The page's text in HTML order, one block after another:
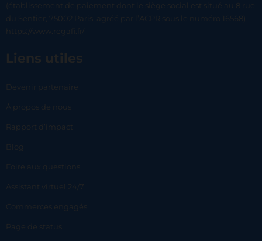
(établissement de paiement dont le siège social est situé au 8 rue
du Sentier, 75002 Paris, agréé par l’ACPR sous le numéro 16568) -
https://www.regafi.fr/
Liens utiles
Devenir partenaire
À propos de nous
Rapport d’impact
Blog
Foire aux questions
Assistant virtuel 24/7
Commerces engagés
Page de status